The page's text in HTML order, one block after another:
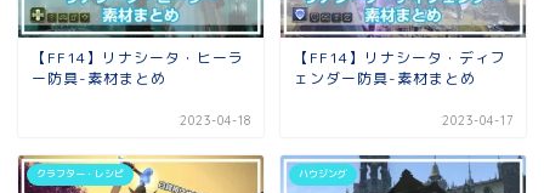
【FF14】リナシータ・ヒーラ
ー防具-素材まとめ
2023-04-18
【FF14】リナシータ・ディフ
ェンダー防具-素材まとめ
2023-04-17
クラフター・レシピ ハウジング